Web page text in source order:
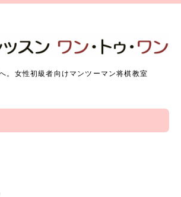
。女性初級者向けマンツーマン将棋教室